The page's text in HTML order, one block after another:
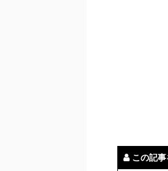
この記